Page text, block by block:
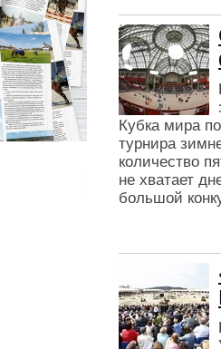
Кубка мира
турнира
количество
не хватает
большой